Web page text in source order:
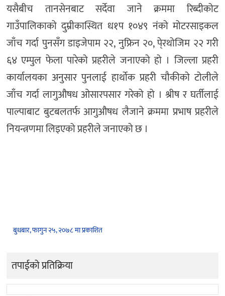
यसैबीच तानसेनबाट सर्देवा जाने क्रममा रिब्दीकोट
गाउँपालिकाको दुम्रीकास्थित ध१प १०४९ नंको मोटरसाइकल
जाँच गर्दा पुनसँग डाइजेपाम २२, नुफ्रिन २०, पे्रथोजिम २२ गरी
६४ एम्पुल फेला पारेको प्रहरीले जनाएको हो । जिल्ला प्रहरी
कार्यालयका अनुसार पुनलाई हार्थोक प्रहरी चौकीको टोलीले
जाँच गर्दा लागुऔषध ओसारपसार गरेको हो । श्रीष र घर्तीलाई
पाल्पाबाट बुटबलतर्फ आगुऔषध लैजाने क्रममा प्रभाष प्रहरीले
नियन्त्रणमा लिइएको प्रहरीले जनाएको छ ।
बुधबार, फागुन २५, २०७८ मा प्रकाशित
तपाईको प्रतिक्रिया